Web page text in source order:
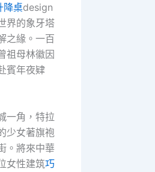
降桌design
界的象牙塔
之緣。一百
祖母林徽因
賓年夜肄
一角，特拉
少女著旗袍
。將來中華
女性建筑巧